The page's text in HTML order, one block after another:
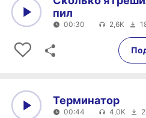
00:30
пил
00:30 2,6K
Терминатор
00:44 4,0K